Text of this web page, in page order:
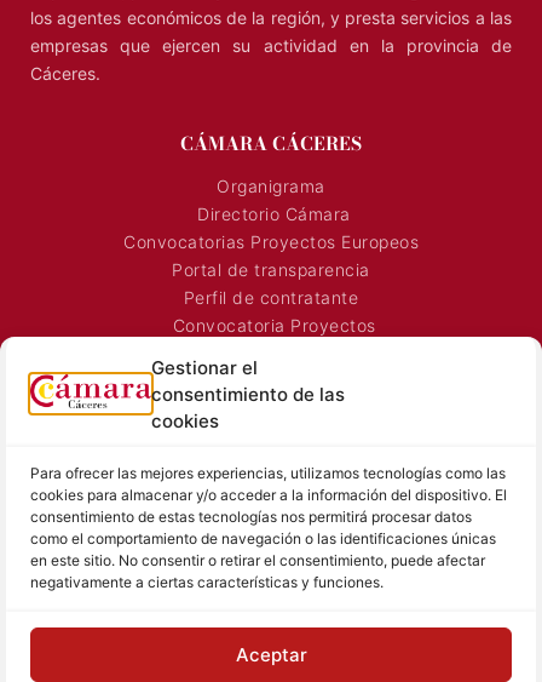
Gestionar el
consentimiento de las
cookies
Para ofrecer las mejores experiencias, utilizamos tecnologías como las
cookies para almacenar y/o acceder a la información del dispositivo. El
consentimiento de estas tecnologías nos permitirá procesar datos
como el comportamiento de navegación o las identificaciones únicas
en este sitio. No consentir o retirar el consentimiento, puede afectar
negativamente a ciertas características y funciones.
Aceptar
Representa, promueve y defiende los intereses generales de
los agentes económicos de la región, y presta servicios a las
CÁMARA CÁCERES
Organigrama
Directorio Cámara
Convocatorias Proyectos Europeos
Portal de transparencia
Perfil de contratante
Convocatoria Proyectos
Horarios Comerciales
Contacto
Directorio AEXTIC
SALA DE PRENSA
Noticias Cámara
TEXTOS LEGALES
Aviso Legal